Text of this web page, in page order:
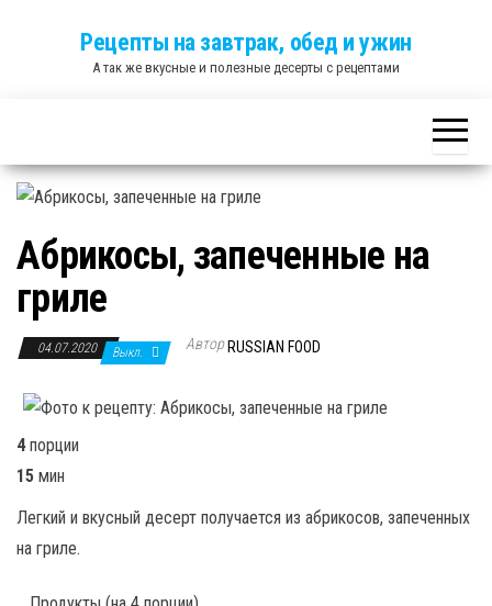
Рецепты на завтрак, обед и ужин
А так же вкусные и полезные десерты с рецептами
Абрикосы, запеченные на
гриле
04.07.2020 Выкл. Автор RUSSIAN FOOD
4 порции
15 мин
Легкий и вкусный десерт получается из абрикосов, запеченных
на гриле.